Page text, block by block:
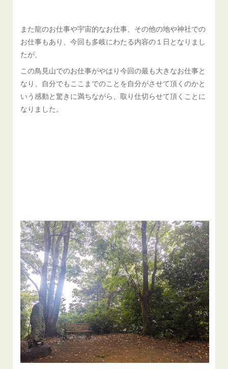
また龍のお仕事や宇宙的なお仕事、その他の地や神社での
お仕事もあり、今回も多岐にわたる内容の１日となりまし
たが、
この鳥見山でのお仕事がやはり今回の最も大きなお仕事と
なり、自分でもここまでのことを自分がさせて頂くのかと
いう感動と驚きに満ちながら、取り仕切らせて頂くことに
なりました。